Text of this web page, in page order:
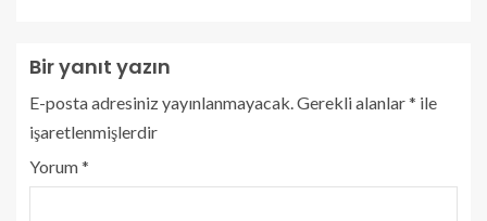
Bir yanıt yazın
E-posta adresiniz yayınlanmayacak. Gerekli alanlar* ile
işaretlenmişlerdir
Yorum*